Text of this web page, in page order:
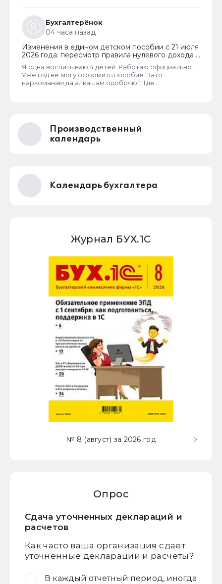
площади жилья и количества квадратным метров
такой площади, приходящихся на каждого члена
семьи. В пособии отказывают только если в
собственности семьи находятся две и более
квартиры или жилых дома. Такая семья не может
считаться нуждающейся.
Бухгалтерёнок
04 часа назад
Изменения в едином детском пособии с 21 июля
2026 года: пересмотр правила нулевого дохода и
новый порядок оформления пособий по месту
пребывания
Я одна воспитываю 4 детей. Работаю официально.
Уже год не могу оформить пособие. Зато
наркоманам да алкашам одобряют. Где
Производственный
календарь
Календарь бухгалтера
Журнал БУХ.1С
№ 8 (август) за 2026 год
Опрос
Сдача уточненных деклараций и
расчетов
Как часто ваша организация сдает
уточненные декларации и расчеты?
В каждый отчетный период, иногда